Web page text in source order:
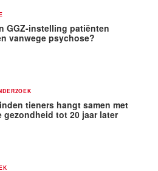
GGZ-instelling patiënten
vanwege psychose?
tieners hangt samen met
gezondheid tot 20 jaar later